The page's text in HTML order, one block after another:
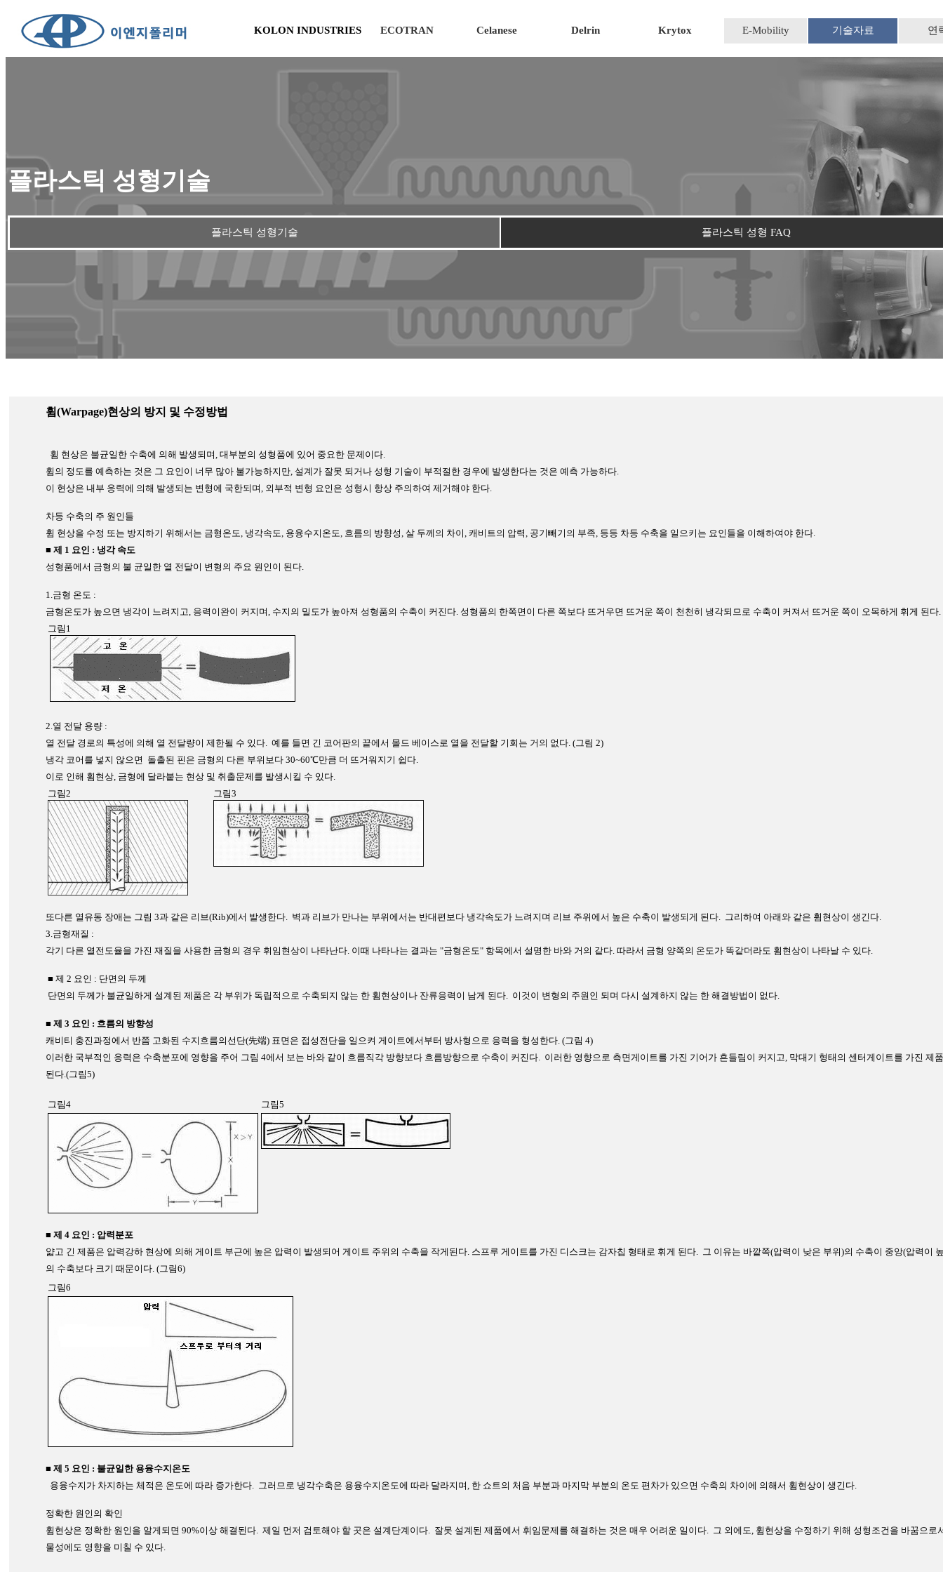
KOLON INDUSTRIES ECOTRAN Celanese Delrin Krytox E-Mobility 기술자료 연
플라스틱 성형기술
플라스틱 성형기술 플라스틱 성형 FAQ
휨(Warpage)현상의 방지 및 수정방법
휨 현상은 불균일한 수축에 의해 발생되며, 대부분의 성형품에 있어 중요한 문제이다.
휨의 정도를 예측하는 것은 그 요인이 너무 많아 불가능하지만, 설계가 잘못 되거나 성형 기술이 부적절한 경우에 발생한다는 것은 예측 가능하다.
이 현상은 내부 응력에 의해 발생되는 변형에 국한되며, 외부적 변형 요인은 성형시 항상 주의하여 제거해야 한다.
차등 수축의 주 원인들
휨 현상을 수정 또는 방지하기 위해서는 금형온도, 냉각속도, 용융수지온도, 흐름의 방향성, 살 두께의 차이, 캐비트의 압력, 공기빼기의 부족, 등등 차등 수축을 일으키는 요인들을 이해하여야 한다.
■ 제 1 요인 : 냉각 속도
성형품에서 금형의 불 균일한 열 전달이 변형의 주요 원인이 된다.
1.금형 온도 :
금형온도가 높으면 냉각이 느려지고, 응력이완이 커지며, 수지의 밀도가 높아져 성형품의 수축이 커진다. 성형품의 한쪽면이 다른 쪽보다 뜨거우면 뜨거운 쪽이 천천히 냉각되므로 수축이 커져서 뜨거운 쪽이 오목하게 휘게 된다.
그림1
2.열 전달 용량 :
열 전달 경로의 특성에 의해 열 전달량이 제한될 수 있다. 예를 들면 긴 코어판의 끝에서 몰드 베이스로 열을 전달할 기회는 거의 없다. (그림 2)
냉각 코어를 넣지 않으면 돌출된 핀은 금형의 다른 부위보다 30~60℃만큼 더 뜨거워지기 쉽다.
이로 인해 휨현상, 금형에 달라붙는 현상 및 취출문제를 발생시킬 수 있다.
그림2
그림3
또다른 열유동 장애는 그림 3과 같은 리브(Rib)에서 발생한다. 벽과 리브가 만나는 부위에서는 반대편보다 냉각속도가 느려지며 리브 주위에서 높은 수축이 발생되게 된다. 그리하여 아래와 같은 휨현상이 생긴다.
3.금형재질 :
각기 다른 열전도율을 가진 재질을 사용한 금형의 경우 휘임현상이 나타난다. 이때 나타나는 결과는 "금형온도" 항목에서 설명한 바와 거의 같다. 따라서 금형 양쪽의 온도가 똑같더라도 휨현상이 나타날 수 있다.
■ 제 2 요인 : 단면의 두께
단면의 두께가 불균일하게 설계된 제품은 각 부위가 독립적으로 수축되지 않는 한 휨현상이나 잔류응력이 남게 된다. 이것이 변형의 주원인 되며 다시 설계하지 않는 한 해결방법이 없다.
■ 제 3 요인 : 흐름의 방향성
캐비티 충진과정에서 반쯤 고화된 수지흐름의선단(先端) 표면은 접성전단을 일으켜 게이트에서부터 방사형으로 응력을 형성한다. (그림 4)
이러한 국부적인 응력은 수축분포에 영향을 주어 그림 4에서 보는 바와 같이 흐름직각 방향보다 흐름방향으로 수축이 커진다. 이러한 영향으로 측면게이트를 가진 기어가 흔들림이 커지고, 막대기 형태의 센터게이트를 가진 제
된다.(그림5)
그림4 그림5
■ 제 4 요인 : 압력분포
얇고 긴 제품은 압력강하 현상에 의해 게이트 부근에 높은 압력이 발생되어 게이트 주위의 수축을 작게된다. 스프루 게이트를 가진 디스크는 감자칩 형태로 휘게 된다. 그 이유는 바깥쪽(압력이 낮은 부위)의 수축이 중앙(압력이
의 수축보다 크기 때문이다. (그림6)
그림6
■ 제 5 요인 : 불균일한 용융수지온도
용융수지가 차지하는 체적은 온도에 따라 증가한다. 그러므로 냉각수축은 용융수지온도에 따라 달라지며, 한 쇼트의 처음 부분과 마지막 부분의 온도 편차가 있으면 수축의 차이에 의해서 휨현상이 생긴다.
정확한 원인의 확인
휨현상은 정확한 원인을 알게되면 90%이상 해결된다. 제일 먼저 검토해야 할 곳은 설계단계이다. 잘못 설계된 제품에서 휘임문제를 해결하는 것은 매우 어려운 일이다. 그 외에도, 휨현상을 수정하기 위해 성형조건을 바꿈으로
물성에도 영향을 미칠 수 있다.